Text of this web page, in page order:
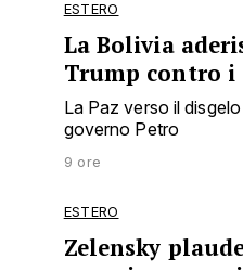
ESTERO
La Bolivia
Trump contro
La Paz verso il
governo Petro
9 ore
ESTERO
Zelensky